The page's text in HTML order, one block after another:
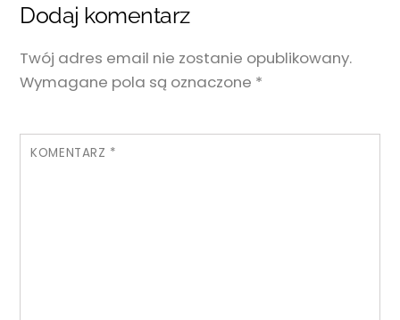
Dodaj komentarz
Twój adres email nie zostanie opublikowany.
Wymagane pola są oznaczone *
KOMENTARZ *